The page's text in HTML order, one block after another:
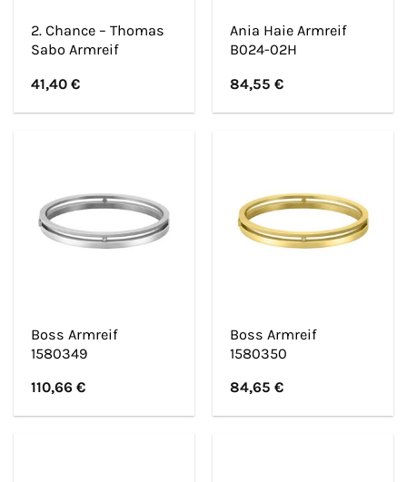
2. Chance – Thomas
Sabo Armreif
41,40€
Ania Haie Armreif
B024-02H
84,55€
Boss Armreif
1580349
110,66€
Boss Armreif
1580350
84,65€